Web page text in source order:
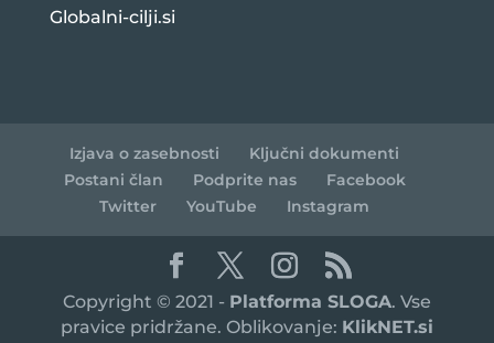
Globalni-cilji.si
Izjava o zasebnosti
Ključni dokumenti
Postani član
Podprite nas
Facebook
Twitter
YouTube Instagram
Copyright © 2021 - Platforma SLOGA. Vse
pravice pridržane. Oblikovanje: KlikNET.si